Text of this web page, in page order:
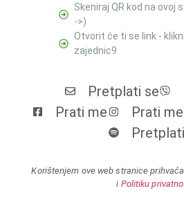
Skeniraj QR kod na ovoj
->)
Otvorit će ti se link -
zajednic9
Pretplati se
Prati me
Prati me
Korištenjem ove web stranice
i Politiku